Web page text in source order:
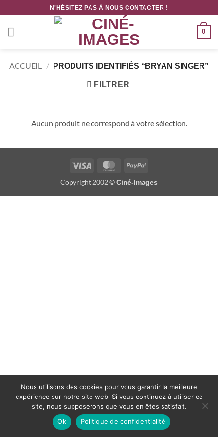
au
contenu
N'HÉSITEZ PAS À NOUS CONTACTER !
0
ACCUEIL / PRODUITS IDENTIFIÉS “BRYAN SINGER”
FILTRER
Aucun produit ne correspond à votre sélection.
Visa MasterCardPayPal
Copyright 2002 ©Ciné-Images
Nous utilisons des cookies pour vous garantir la meilleure
expérience sur notre site web. Si vous continuez à utiliser ce
site, nous supposerons que vous en êtes satisfait.
Ok
Politique de confidentialité